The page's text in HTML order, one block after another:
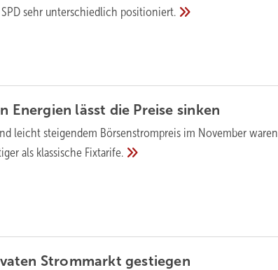
sehr unterschiedlich positioniert.
Energien lässt die Preise sinken
leicht steigendem Börsenstrompreis im November waren
als klassische Fixtarife.
Strommarktgestiegen